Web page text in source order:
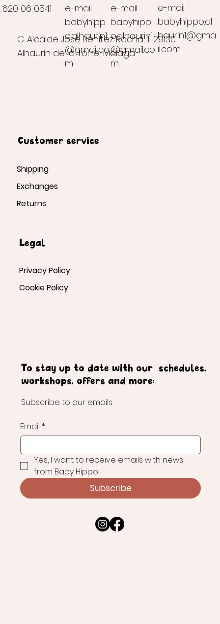
e-mail
babyhipp
o.alhaurin1
@gmail.co
m
620 06 0541
e-mail
babyhippo.al
haurin1@gma
il.com
C. Alcalde José Benítez Rocha, 1, 29130
Alhaurín de la Torre, Málaga
e-mail
babyhipp
o.alhaurin1
@gmail.co
m
Customer service
Shipping
Exchanges
Returns
Legal
Privacy Policy
Cookie Policy
To stay up to date with our schedules,
workshops, offers and more:
Subscribe to our emails
Email *
Yes, I want to receive emails with news
from Baby Hippo
Subscribe